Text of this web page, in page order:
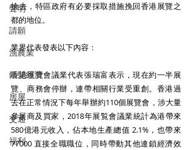
聲明
請願
漁農業
銀髮經濟
房屋
交通
福利
搶去，特區政府有必要採取措施挽回香港展覽之
都的地位。
業界代表發表以下內容：
香港展覽會議業代表張瑞富表示，現在約一半展
覽、商務會停辦，連帶相關行業受重創。香港過
去在正常情況下每年舉辦約110個展覽會，涉大量
參展商及買家，2018年展覧會議業統計為港帶來
580億港元收入，佔本地生產總值 2.1%，也帶來
77000 直接全職職位，同時帶動其他連鎖經濟效